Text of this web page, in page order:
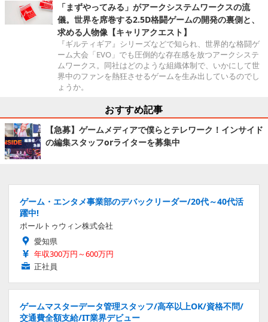
「まずやってみる」がアークシステムワークスの流
儀。世界を席巻する2.5D格闘ゲームの開発の裏側と、
求める人物像【キャリアクエスト】
『ギルティギア』シリーズなどで知られ、世界的な格闘ゲ
ーム大会「EVO」でも圧倒的な存在感を放つアークシステ
ムワークス。同社はどのような組織体制で、いかにして世
界中のファンを熱狂させるゲームを生み出しているのでし
ょうか。
おすすめ記事
【急募】ゲームメディアで僕らとテレワーク！インサイド
の編集スタッフorライターを募集中
ゲーム・エンタメ事業部のデバックリーダー/20代～40代活
躍中!
ポールトゥウィン株式会社
愛知県
年収300万円～600万円
正社員
ゲームマスターデータ管理スタッフ/高卒以上OK/資格不問/
交通費全額支給/IT業界デビュー